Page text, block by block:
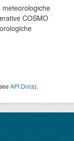
COSMO
API Docs).